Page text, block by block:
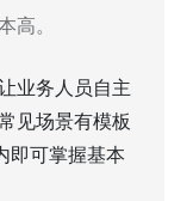
高。
业务人员自主
见场景有模板
即可掌握基本